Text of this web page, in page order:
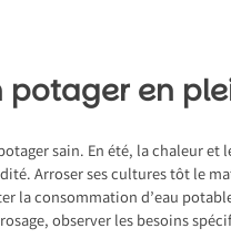
en
sain. En été, la chaleur
Arroser ses cultures tôt le
la consommation d’eau
observer les besoins